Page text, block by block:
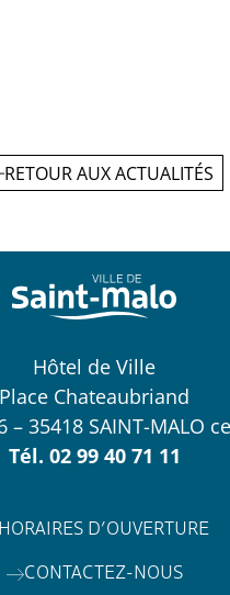
RETOUR AUX ACTUALITÉS
Hôtel de Ville
Place Chateaubriand
– 35418 SAINT-MALO
Tél. 02 99 40 71 11
D’OUVERTURE
CONTACTEZ-NOUS